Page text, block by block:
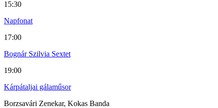
15:30
Napfonat
17:00
Bognár Szilvia Sextet
19:00
Kárpátaljai gálaműsor
Borzsavári Zenekar, Kokas Banda